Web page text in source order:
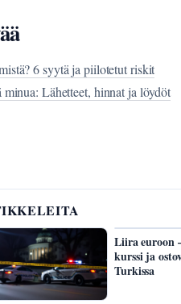
6 syytä ja piilotetut riskit
Lähetteet, hinnat ja löydöt
Liira euroon
kurssi ja
Turkissa